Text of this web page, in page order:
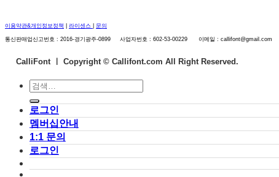
이용약관&개인정보정책 라이센스 문의
통신판매업신고번호 : 2016-경기광주-0899 사업자번호 : 602-53-00229 이메일 : callifont@gmail.com
CalliFont ㅣ Copyright © Callifont.com All Right Reserved.
검
색:
로그인
멤버십안내
1:1 문의
로그인